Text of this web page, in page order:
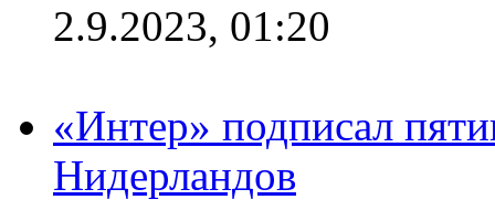
2.9.2023, 01:20
«Интер» подписал
Нидерландов